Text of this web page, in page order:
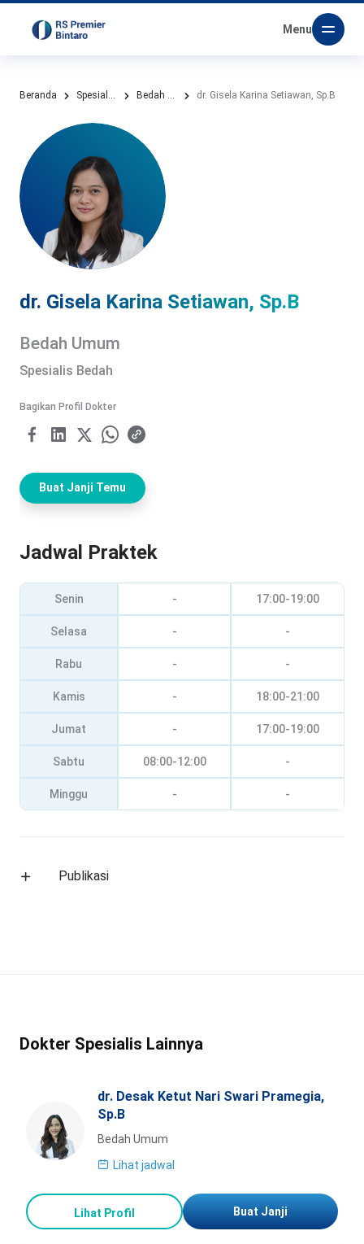
Menu
Beranda Spesialis Kami Bedah Umum dr. Gisela Karina Setiawan, Sp.B
dr. Gisela Karina Setiawan, Sp.B
Bedah Umum
Spesialis Bedah
Bagikan Profil Dokter
Buat Janji Temu
Jadwal Praktek
Senin - 17:00-19:00
Selasa - -
Rabu - -
Kamis - 18:00-21:00
Jumat - 17:00-19:00
Sabtu 08:00-12:00 -
Minggu - -
Publikasi
Dokter Spesialis Lainnya
dr. Desak Ketut Nari Swari Pramegia,
Sp.B
Bedah Umum
Lihat jadwal
Lihat Profil Buat Janji